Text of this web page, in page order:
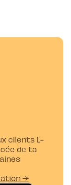
clients L-
de ta
→